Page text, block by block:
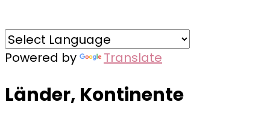
Powered by Translate
Länder, Kontinente